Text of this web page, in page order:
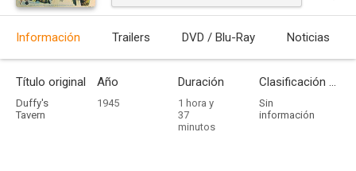
Estrenada
Información Trailers DVD / Blu-Ray Noticias
Título original
Duffy's
Tavern
Año
1945
Duración
1 hora y
37
minutos
Clasificación por edades
Sin
información